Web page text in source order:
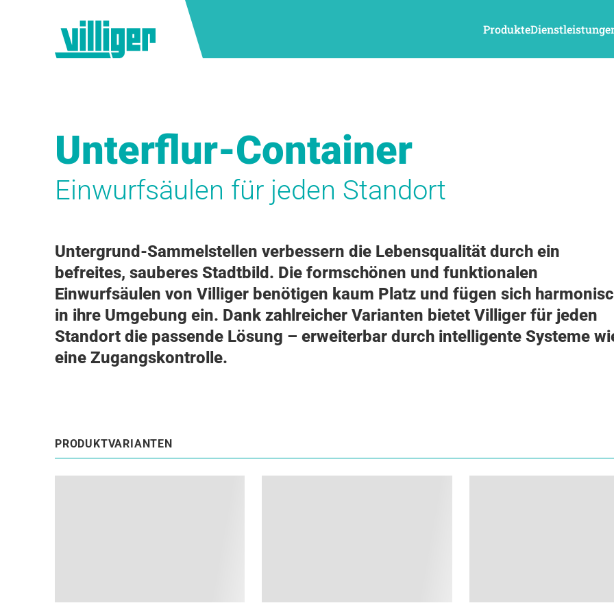
Produkte
Unterflur-Container
Einwurfsäulen für jeden Standort
Untergrund-Sammelstellen verbessern die Lebensqualität durch ein
befreites, sauberes Stadtbild. Die formschönen und funktionalen
Einwurfsäulen von Villiger benötigen kaum Platz und fügen sich
in ihre Umgebung ein. Dank zahlreicher Varianten bietet Villiger für jeden
Standort die passende Lösung – erweiterbar durch intelligente Systeme
eine Zugangskontrolle.
PRODUKTVARIANTEN